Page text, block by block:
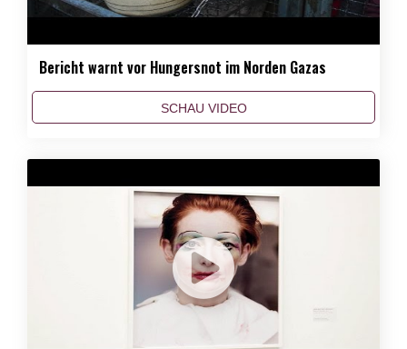
Bericht warnt vor Hungersnot im Norden Gazas
SCHAU VIDEO